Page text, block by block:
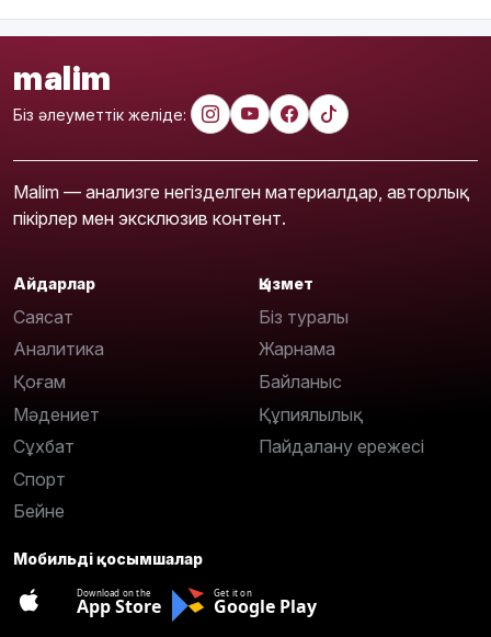
malim
Біз әлеуметтік желіде:
Malim — анализге негізделген материалдар, авторлық
пікірлер мен эксклюзив контент.
Айдарлар
Саясат
Аналитика
Қоғам
Мәдениет
Сұхбат
Спорт
Бейне
Қызмет
Біз туралы
Жарнама
Байланыс
Құпиялылық
Пайдалану ережесі
Мобильді қосымшалар
Download on the
App Store
Get it on
Google Play